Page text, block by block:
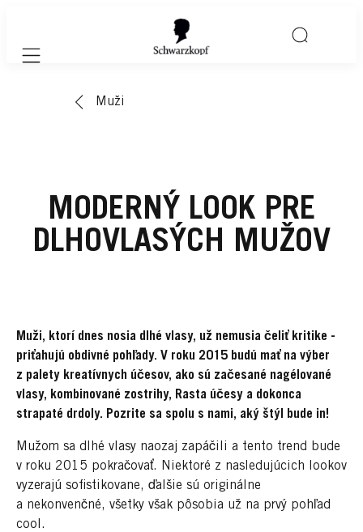
Mobile navigation
Muži
MODERNÝ LOOK PRE
DLHOVLASÝCH MUŽOV
Muži, ktorí dnes nosia dlhé vlasy, už nemusia čeliť kritike -
priťahujú obdivné pohľady. V roku 2015 budú mať na výber
z palety kreatívnych účesov, ako sú začesané nagélované
vlasy, kombinované zostrihy, Rasta účesy a dokonca
strapaté drdoly. Pozrite sa spolu s nami, aký štýl
bude in!
Mužom sa dlhé vlasy naozaj zapáčili a tento trend bude
v roku 2015 pokračovať. Niektoré z nasledujúcich lookov
vyzerajú sofistikovane, ďalšie sú originálne
a nekonvenčné, všetky však pôsobia už na prvý pohľad
cool.